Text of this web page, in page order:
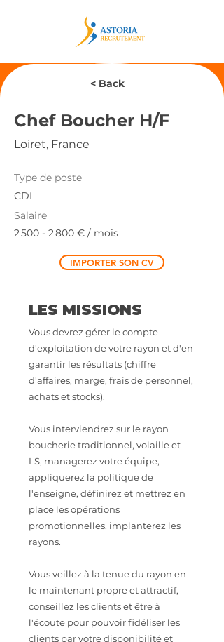
< Back
Chef Boucher H/F
Loiret, France
Type de poste
CDI
Salaire
2 500 - 2 800 € / mois
IMPORTER SON CV
LES MISSIONS
Vous devrez gérer le compte
d'exploitation de votre rayon et d'en
garantir les résultats (chiffre
d'affaires, marge, frais de personnel,
achats et stocks).
Vous interviendrez sur le rayon
boucherie traditionnel, volaille et
LS, managerez votre équipe,
appliquerez la politique de
l'enseigne, définirez et mettrez en
place les opérations
promotionnelles, implanterez les
rayons.
Vous veillez à la tenue du rayon en
le maintenant propre et attractif,
conseillez les clients et être à
l'écoute pour pouvoir fidéliser les
clients par votre disponibilité et